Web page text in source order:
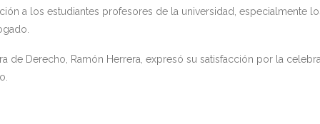
a los estudiantes profesores de la universidad, especialmente
de Derecho, Ramón Herrera, expresó su satisfacción por la